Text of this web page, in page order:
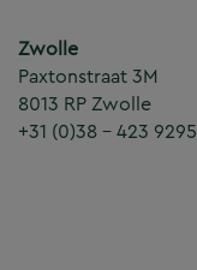
Zwolle
Paxtonstraat 3M
8013 RP Zwolle
+31 (0)38 – 423 9295